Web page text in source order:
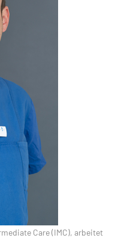
Care (IMC), arbeitet